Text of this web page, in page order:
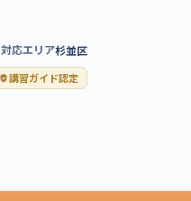
対応エリア杉並区
講習ガイド認定